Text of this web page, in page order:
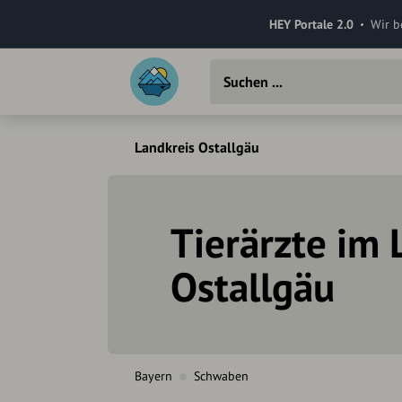
HEY Portale 2.0 Wir
Landkreis Ostallgäu
Tierärzte im
Ostallgäu
Bayern Schwaben